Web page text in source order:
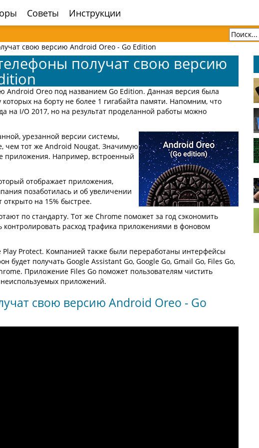
Советы Инструкции
свою версию Android Oreo - Go Edition
получат свою версию
Android Oreo под названием Go Edition. Данная версия была
которых на борту не более 1 гигабайта памяти. Напомним, что
на I/O 2017, но на результат проделанной работы можно
урезанной версии системы,
чем тот же Android Nougat. Значимую
приложения. Например, встроенный
отображает приложения,
позаботилась и об увеличении
на 15% быстрее.
по стандарту. Тот же Chrome поможет за год сэкономить
контролировать расход трафика приложениями в фоновом
Play Protect. Компанией также были переработаны интерфейсы
будет получать Google Assistant Go, Google Go, Gmail Go, Files Go,
Приложение Files Go поможет пользователям чистить
приложений.
свою версию Android Oreo - Go